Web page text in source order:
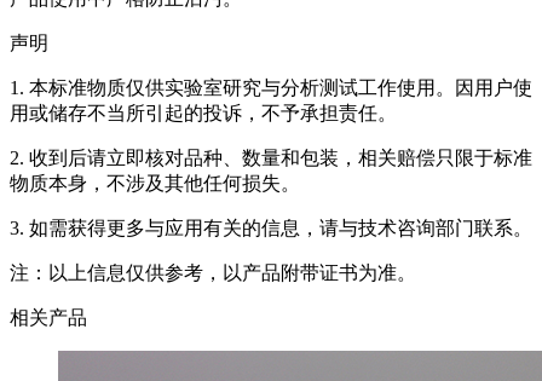
声明
1. 本标准物质仅供实验室研究与分析测试工作使用。因用户使
用或储存不当所引起的投诉，不予承担责任。
2. 收到后请立即核对品种、数量和包装，相关赔偿只限于标准
物质本身，不涉及其他任何损失。
3. 如需获得更多与应用有关的信息，请与技术咨询部门联系。
注：以上信息仅供参考，以产品附带证书为准。
相关产品